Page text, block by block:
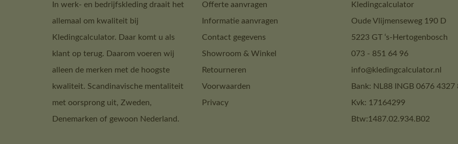
In werk- en bedrijfskleding draait het
allemaal om kwaliteit bij
Kledingcalculator. Daar komt u als
klant op terug. Daarom voeren wij
alleen de merken met de hoogste
kwaliteit. Scandinavische mentaliteit
met oorsprong uit, Zweden,
Denemarken of gewoon Nederland.
Offerte aanvragen
Informatie aanvragen
Contact gegevens
Showroom & Winkel
Retourneren
Voorwaarden
Privacy
Kledingcalculator
Oude Vlijmenseweg 190 D
5223 GT ‘s-Hertogenbosch
073 - 851 64 96
info@kledingcalculator.nl
Bank: NL88 INGB 0676 4327
Kvk: 17164299
Btw:1487.02.934.B02